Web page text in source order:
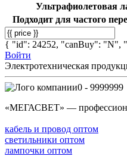
Ультрафиолетовая
Подходит для частого
{ "id": 24252, "canBuy": "N",
Войти
Электротехническая
0 - 9999999
«МЕГАСВЕТ» —
кабель и провод оптом
светильники оптом
лампочки оптом